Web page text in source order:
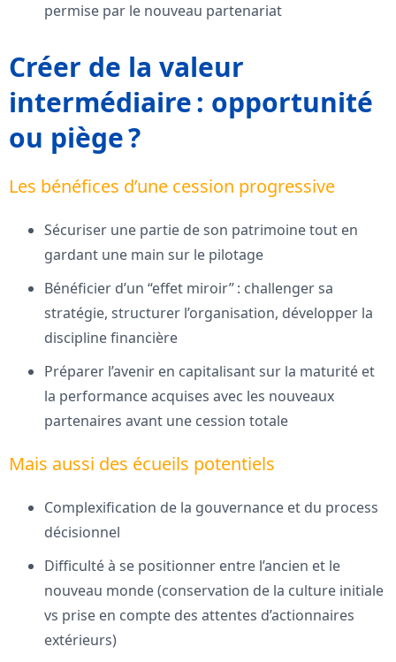
permise par le nouveau partenariat
Créer de la valeur
intermédiaire : opportunité
ou piège ?
Les bénéfices d’une cession progressive
Sécuriser une partie de son patrimoine tout en
gardant une main sur le pilotage
Bénéficier d’un “effet miroir” : challenger sa
stratégie, structurer l’organisation, développer la
discipline financière
Préparer l’avenir en capitalisant sur la maturité et
la performance acquises avec les nouveaux
partenaires avant une cession totale
Mais aussi des écueils potentiels
Complexification de la gouvernance et du process
décisionnel
Difficulté à se positionner entre l’ancien et le
nouveau monde (conservation de la culture initiale
vs prise en compte des attentes d’actionnaires
extérieurs)